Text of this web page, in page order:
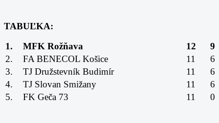
TABUĽKA:
1.
MFK Rožňava 12
9
2.
FA BENECOL Košice 11
6
3.
TJ Družstevník Budimír 11
6
4.
TJ Slovan Smižany 11
6
5.
FK Geča 73 11 0